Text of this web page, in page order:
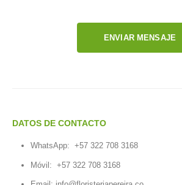
ENVIAR MENSAJE
DATOS DE CONTACTO
WhatsApp: +57 322 708 3168
Móvil: +57 322 708 3168